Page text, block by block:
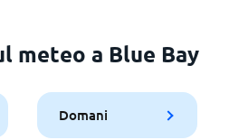
meteo a Blue Bay
Domani